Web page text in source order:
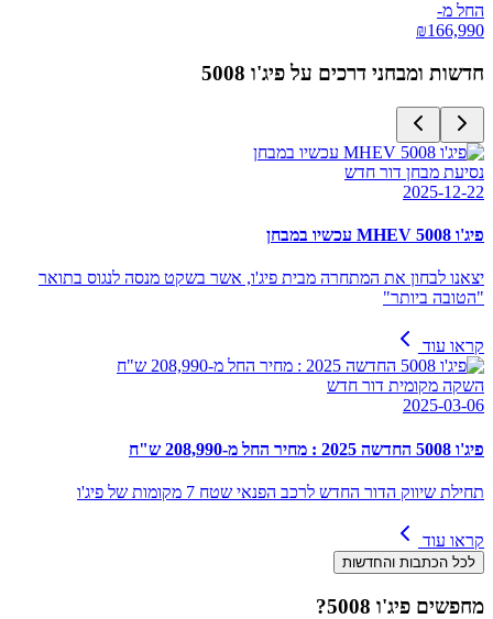
החל מ-
₪166,990
חדשות ומבחני דרכים על פיג'ו 5008
נסיעת מבחן דור חדש
2025-12-22
פיג'ו 5008 MHEV עכשיו במבחן
יצאנו לבחון את המתחרה מבית פיג'ו, אשר בשקט מנסה לנגוס בתואר
"הטובה ביותר"
קראו עוד
השקה מקומית דור חדש
2025-03-06
פיג'ו 5008 החדשה 2025 : מחיר החל מ-208,990 ש"ח
תחילת שיווק הדור החדש לרכב הפנאי שטח 7 מקומות של פיג'ו
קראו עוד
לכל הכתבות והחדשות
מחפשים פיג'ו 5008 ?